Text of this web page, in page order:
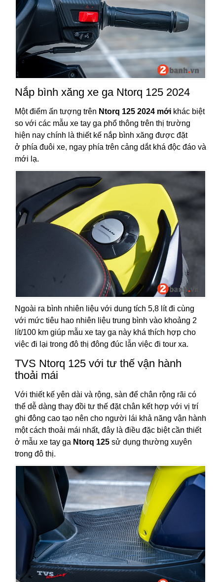
Nắp bình xăng xe ga Ntorq 125 2024
Một điểm ấn tượng trên Ntorq 125 2024 mới khác biệt
so với các mẫu xe tay ga phổ thông trên thị trường
hiện nay chính là thiết kế nắp bình xăng được đặt
ở phía đuôi xe, ngay phía trên cảng dắt khá độc đáo và
mới lạ.
Ngoài ra bình nhiên liệu với dung tích 5,8 lít đi cùng
với mức tiêu hao nhiên liệu trung bình vào khoảng 2
lít/100 km giúp mẫu xe tay ga này khá thích hợp cho
việc đi lại trong đô thị đông đúc lẫn việc đi tour xa.
TVS Ntorq 125 với tư thế vận hành
thoải mái
Với thiết kế yên dài và rộng, sàn để chân rộng rãi có
thể dễ dàng thay đồi tư thế đặt chân kết hợp với vị trí
ghi đông cao tạo nên cho người lái khả năng vận hành
một cách thoải mái nhất, đây là điều đặc biệt cần thiết
ở mẫu xe tay ga Ntorq 125 sử dụng thường xuyên
trong đô thị.